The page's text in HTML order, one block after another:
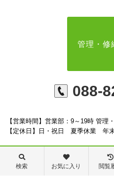
管理・修
088-
【営業時間】営業部：9～19時 管理
【定休日】日・祝日 夏季休業 年
検索 お気に入り 閲覧